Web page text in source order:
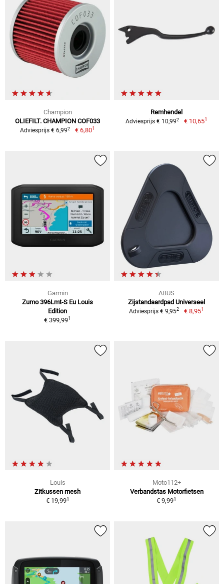
Champion
OLIEFILT. CHAMPION COF033
Adviesprijs € 6,992 € 6,801
Remhendel
Adviesprijs € 10,992 € 10,651
Garmin
Zumo 396Lmt-S Eu Louis
Edition
€ 399,991
ABUS
Zijstandaardpad Universeel
Adviesprijs € 9,952 € 8,951
Louis
Zitkussen mesh
€ 19,991
Moto112+
Verbandstas Motorfietsen
€ 9,991